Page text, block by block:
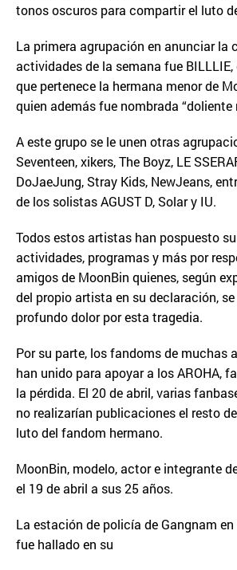
tonos oscuros para compartir el luto
La primera agrupación en anunciar la
actividades de la semana fue
que pertenece la hermana menor de
quien además fue nombrada “doliente
A este grupo se le unen otras
Seventeen, xikers, The Boyz, LE
DoJaeJung, Stray Kids, NewJeans,
de los solistas AGUST D, Solar y IU.
Todos estos artistas han pospuesto
actividades, programas y más por
amigos de MoonBin quienes, según
del propio artista en su declaración,
profundo dolor por esta tragedia.
Por su parte, los fandoms de muchas
han unido para apoyar a los AROHA,
la pérdida. El 20 de abril, varias
no realizarían publicaciones el resto
luto del fandom hermano.
MoonBin, modelo, actor e integrante
el 19 de abril a sus 25 años.
La estación de policía de Gangnam
fue hallado en su